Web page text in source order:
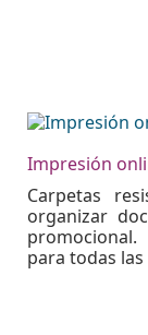
Impresión
Carpetas
organizar
para todas